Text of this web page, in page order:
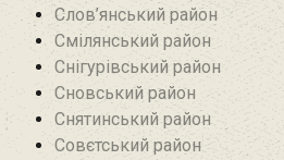
Слов’янський район
Смілянський район
Снігурівський район‎
Сновський район
Снятинський район
Совєтський район